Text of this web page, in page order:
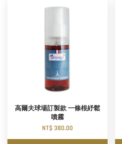
高爾夫球場訂製款 一條根紓鬆
噴霧
NT$ 380.00